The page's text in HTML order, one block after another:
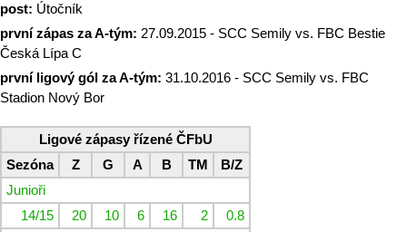
post: Útočník
první zápas za A-tým: 27.09.2015 - SCC Semily vs. FBC Bestie
Česká Lípa C
první ligový gól za A-tým: 31.10.2016 - SCC Semily vs. FBC
Stadion Nový Bor
Ligové zápasy řízené ČFbU
Sezóna
Z G A B TM
B/Z
Junioři
14/15
20 10 6 16 2
0.8